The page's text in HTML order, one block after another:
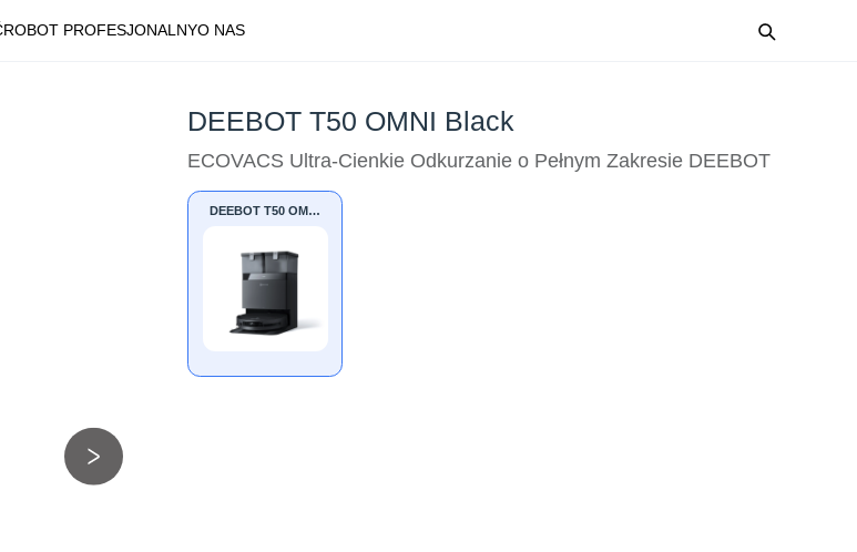
ROBOT PROFESJONALNYO NAS
DEEBOT T50 OMNI Black
ECOVACS Ultra-Cienkie Odkurzanie o Pełnym Zakresie DEEBOT
DEEBOT T50 OMNI